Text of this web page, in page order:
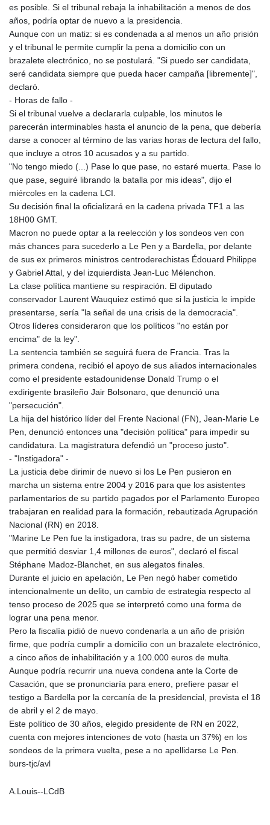
KGS 101.104505
KHR 4681.941823
KMF 492.514185
KRW 1627.712241
KWD 0.356853
KYD 0.960588
LBP
103223.017367
LKR 386.635196
LRD 208.057415
LSL 18.726567
LTL 3.413768
LYD 7.331909
MDL 20.044751
MGA 4918.938878
MKD 61.524236
MMK 2427.596601
MNT 4159.0218
MOP 9.314584
MRU 46.338424
MUR 54.419742
MWK 1998.775164
MXN 19.811945
MYR 4.728715
MZN 73.882892
NGN 1577.963717
NIO 42.419473
NOK 10.99759
NZD 1.961547
OMR 0.442445
PAB 1.152686
PEN 3.903651
PHP 70.183258
PKR 320.014324
PLN 4.299905
PYG 6853.914834
QAR 4.213648
RON 5.244583
RUB 94.679224
RWF 1694.978938
SAR 4.345489
SBD 9.325039
SCR 16.705092
SDG 694.263698
SGD 1.477661
SLE 28.445176
SOS 658.791814
es posible. Si el tribunal rebaja la inhabilitación a menos de dos
años, podría optar de nuevo a la presidencia.
Aunque con un matiz: si es condenada a al menos un año prisión
y el tribunal le permite cumplir la pena a domicilio con un
brazalete electrónico, no se postulará. "Si puedo ser candidata,
seré candidata siempre que pueda hacer campaña [libremente]",
declaró.
- Horas de fallo -
Si el tribunal vuelve a declararla culpable, los minutos le
parecerán interminables hasta el anuncio de la pena, que debería
darse a conocer al término de las varias horas de lectura del fallo,
que incluye a otros 10 acusados y a su partido.
"No tengo miedo (...) Pase lo que pase, no estaré muerta. Pase lo
que pase, seguiré librando la batalla por mis ideas", dijo el
miércoles en la cadena LCI.
Su decisión final la oficializará en la cadena privada TF1 a las
18H00 GMT.
Macron no puede optar a la reelección y los sondeos ven con
más chances para sucederlo a Le Pen y a Bardella, por delante
de sus ex primeros ministros centroderechistas Édouard Philippe
y Gabriel Attal, y del izquierdista Jean-Luc Mélenchon.
La clase política mantiene su respiración. El diputado
conservador Laurent Wauquiez estimó que si la justicia le impide
presentarse, sería "la señal de una crisis de la democracia".
Otros líderes consideraron que los políticos "no están por
encima" de la ley".
La sentencia también se seguirá fuera de Francia. Tras la
primera condena, recibió el apoyo de sus aliados internacionales
como el presidente estadounidense Donald Trump o el
exdirigente brasileño Jair Bolsonaro, que denunció una
"persecución".
La hija del histórico líder del Frente Nacional (FN), Jean-Marie Le
Pen, denunció entonces una "decisión política" para impedir su
candidatura. La magistratura defendió un "proceso justo".
- "Instigadora" -
La justicia debe dirimir de nuevo si los Le Pen pusieron en
marcha un sistema entre 2004 y 2016 para que los asistentes
parlamentarios de su partido pagados por el Parlamento Europeo
trabajaran en realidad para la formación, rebautizada Agrupación
Nacional (RN) en 2018.
"Marine Le Pen fue la instigadora, tras su padre, de un sistema
que permitió desviar 1,4 millones de euros", declaró el fiscal
Stéphane Madoz-Blanchet, en sus alegatos finales.
Durante el juicio en apelación, Le Pen negó haber cometido
intencionalmente un delito, un cambio de estrategia respecto al
tenso proceso de 2025 que se interpretó como una forma de
lograr una pena menor.
Pero la fiscalía pidió de nuevo condenarla a un año de prisión
firme, que podría cumplir a domicilio con un brazalete electrónico,
a cinco años de inhabilitación y a 100.000 euros de multa.
Aunque podría recurrir una nueva condena ante la Corte de
Casación, que se pronunciaría para enero, prefiere pasar el
testigo a Bardella por la cercanía de la presidencial, prevista el 18
de abril y el 2 de mayo.
Este político de 30 años, elegido presidente de RN en 2022,
cuenta con mejores intenciones de voto (hasta un 37%) en los
sondeos de la primera vuelta, pese a no apellidarse Le Pen.
burs-tjc/avl
A.Louis--LCdB